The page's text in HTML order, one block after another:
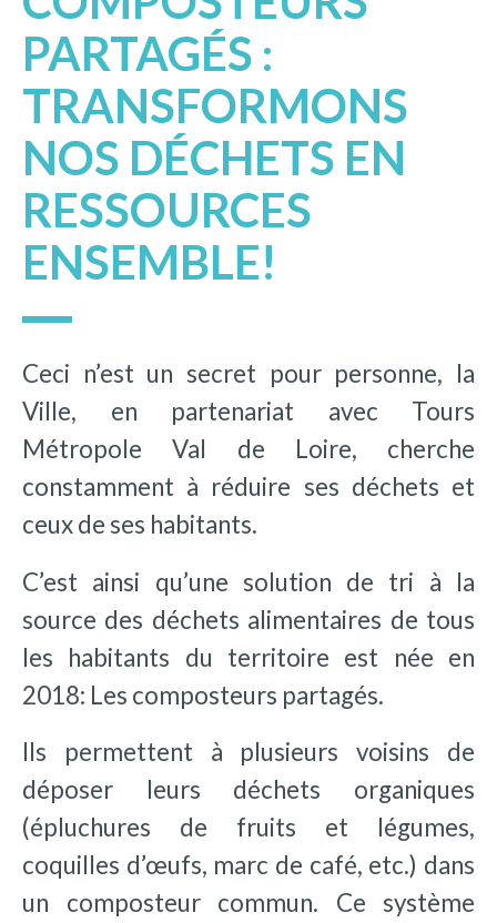
PARTAGÉS :
TRANSFORMONS
NOS DÉCHETS EN
RESSOURCES
ENSEMBLE!
Ceci n’est un secret pour personne, la
Ville, en partenariat avec Tours
Métropole Val de Loire, cherche
constamment à réduire ses déchets et
ceux de ses habitants.
C’est ainsi qu’une solution de tri à la
source des déchets alimentaires de tous
les habitants du territoire est née en
2018: Les composteurs partagés.
Ils permettent à plusieurs voisins de
déposer leurs déchets organiques
(épluchures de fruits et légumes,
coquilles d’œufs, marc de café, etc.) dans
un composteur commun. Ce système